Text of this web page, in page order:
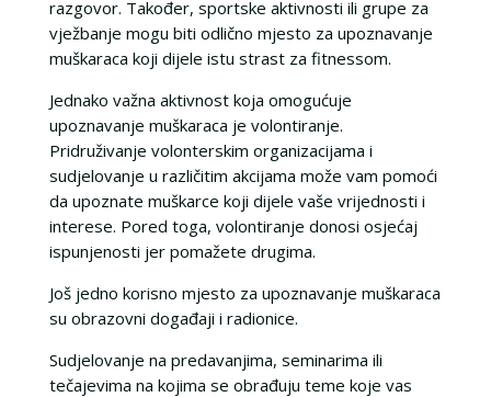
razgovor. Također, sportske aktivnosti ili grupe za
vježbanje mogu biti odlično mjesto za upoznavanje
muškaraca koji dijele istu strast za fitnessom.
Jednako važna aktivnost koja omogućuje
upoznavanje muškaraca je volontiranje.
Pridruživanje volonterskim organizacijama i
sudjelovanje u različitim akcijama može vam pomoći
da upoznate muškarce koji dijele vaše vrijednosti i
interese. Pored toga, volontiranje donosi osjećaj
ispunjenosti jer pomažete drugima.
Još jedno korisno mjesto za upoznavanje muškaraca
su obrazovni događaji i radionice.
Sudjelovanje na predavanjima, seminarima ili
tečajevima na kojima se obrađuju teme koje vas